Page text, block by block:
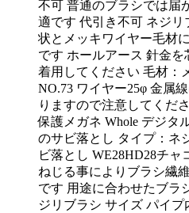
不可 普通のブラシでは届
適です 代引き不可 ネジ
状とメッキワイヤー毛材
です ホールアース 針金
着用してください 毛材：
NO.73 ワイヤー25φ 金属
りますので注意してくだ
保護メガネ Whole デジタ
のサビ落とし タイプ：ネ
ビ落とし WE28HD28チャ
ねじる事によりブラシ繊
です 用途に合わせたブラ
ジリブラシ サイズ パイプ